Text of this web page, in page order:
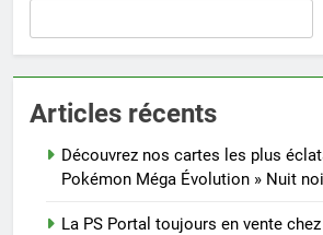
Articles récents
Découvrez nos cartes les plus
Pokémon Méga Évolution » Nuit
La PS Portal toujours en vente